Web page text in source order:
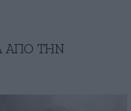
ΑΠΟ ΤΗΝ